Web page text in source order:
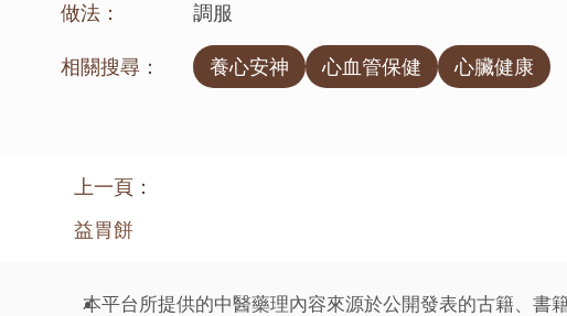
做法：
調服
相關搜尋： 養心安神 心血管保健 心臟健康
上一頁：
益胃餅
本平台所提供的中醫藥理內容來源於公開發表的古籍、書